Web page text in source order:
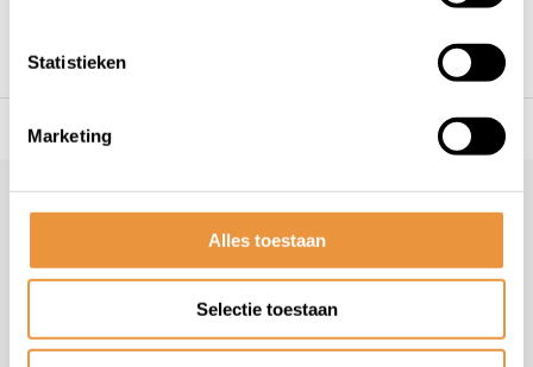
Statistieken
Marketing
Alles toestaan
Selectie toestaan
voor uw tweewieler Niet goed = geld
Klantenservice
Veelgestelde vragen
+31 78 780 2330
info@artsloten.nl